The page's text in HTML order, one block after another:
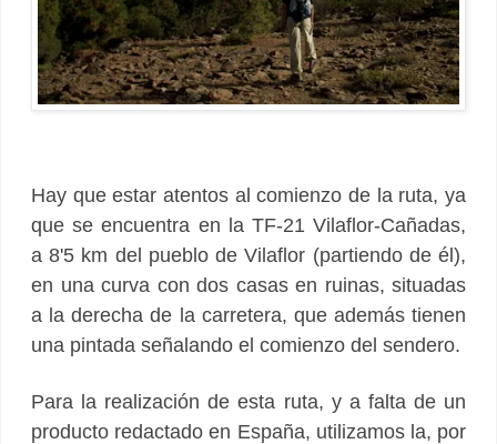
Hay que estar atentos al comienzo de la ruta, ya
que se encuentra en la TF-21 Vilaflor-Cañadas,
a 8'5 km del pueblo de Vilaflor (partiendo de él),
en una curva con dos casas en ruinas, situadas
a la derecha de la carretera, que además tienen
una pintada señalando el comienzo del sendero.
Para la realización de esta ruta, y a falta de un
producto redactado en España, utilizamos la, por